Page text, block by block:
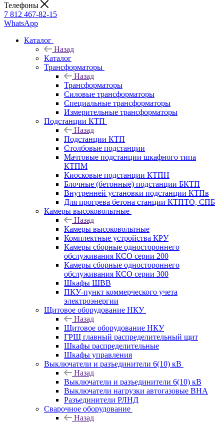
Телефоны
7 812 467-82-15
WhatsApp
Каталог
Назад
Каталог
Трансформаторы
Назад
Трансформаторы
Силовые трансформаторы
Специальные трансформаторы
Измерительные трансформаторы
Подстанции КТП
Назад
Подстанции КТП
Столбовые подстанции
Мачтовые подстанции шкафного типа
КТПМ
Киосковые подстанции КТПН
Блочные (бетонные) подстанции БКТП
Внутренней установки подстанции КТПв
Для прогрева бетона станции КТПТО, СПБ
Камеры высоковольтные
Назад
Камеры высоковольтные
Комплектные устройства КРУ
Камеры сборные одностороннего
обслуживания КСО серии 200
Камеры сборные одностороннего
обслуживания КСО серии 300
Шкафы ШВВ
ПКУ-пункт коммерческого учета
электроэнергии
Щитовое оборудование НКУ
Назад
Щитовое оборудование НКУ
ГРЩ главный распределительный щит
Шкафы распределительные
Шкафы управления
Выключатели и разъединители 6(10) кВ
Назад
Выключатели и разъединители 6(10) кВ
Выключатели нагрузки автогазовые ВНА
Разъединители РЛНД
Сварочное оборудование
Назад